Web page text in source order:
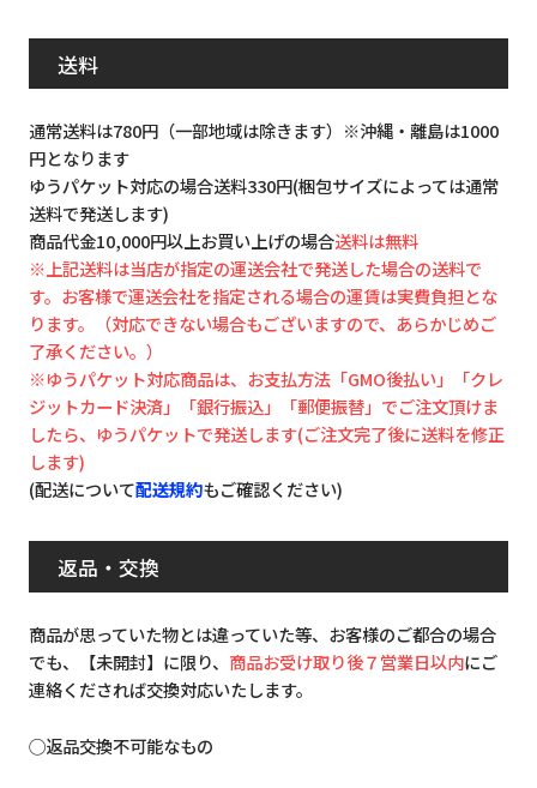
送料
通常送料は780円（一部地域は除きます）※沖縄・離島は1000
円となります
ゆうパケット対応の場合送料330円(梱包サイズによっては通常
送料で発送します)
商品代金10,000円以上お買い上げの場合送料は無料
※上記送料は当店が指定の運送会社で発送した場合の送料で
す。お客様で運送会社を指定される場合の運賃は実費負担とな
ります。（対応できない場合もございますので、あらかじめご
了承ください。）
※ゆうパケット対応商品は、お支払方法「GMO後払い」「クレ
ジットカード決済」「銀行振込」「郵便振替」でご注文頂けま
したら、ゆうパケットで発送します(ご注文完了後に送料を修正
します)
(配送について配送規約もご確認ください)
返品・交換
商品が思っていた物とは違っていた等、お客様のご都合の場合
でも、【未開封】に限り、 商品お受け取り後７営業日以内にご
連絡くだされば交換対応いたします。
◯返品交換不可能なもの